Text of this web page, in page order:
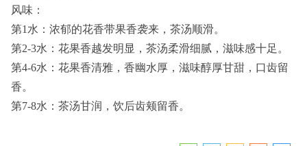
风味：
第1水：浓郁的花香带果香袭来，茶汤顺滑。
第2-3水：花果香越发明显，茶汤柔滑细腻，滋味感十足。
第4-6水：花果香清雅，香幽水厚，滋味醇厚甘甜，口齿留
香。
第7-8水：茶汤甘润，饮后齿颊留香。